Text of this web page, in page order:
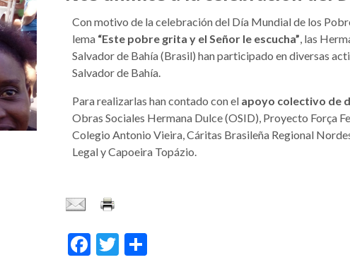
Con motivo de la celebración del Día Mundial de los
lema “Este pobre grita y el Señor le escucha”, las
Salvador de Bahía (Brasil) han participado en diversas
Salvador de Bahía.
Para realizarlas han contado con elapoyo colectivo de
Obras Sociales Hermana Dulce (OSID), Proyecto Força
Colegio Antonio Vieira, Cáritas Brasileña Regional
Legal y Capoeira Topázio.
Facebook
Twitter
Share